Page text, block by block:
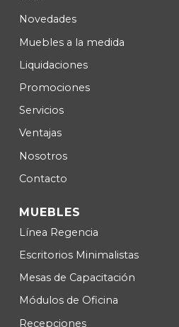
Novedades
Muebles a la medida
Liquidaciones
Promociones
Servicios
Ventajas
Nosotros
Contacto
MUEBLES
Lí­nea Regencia
Escritorios Minimalistas
Mesas de Capacitación
Módulos de Oficina
Recepciones